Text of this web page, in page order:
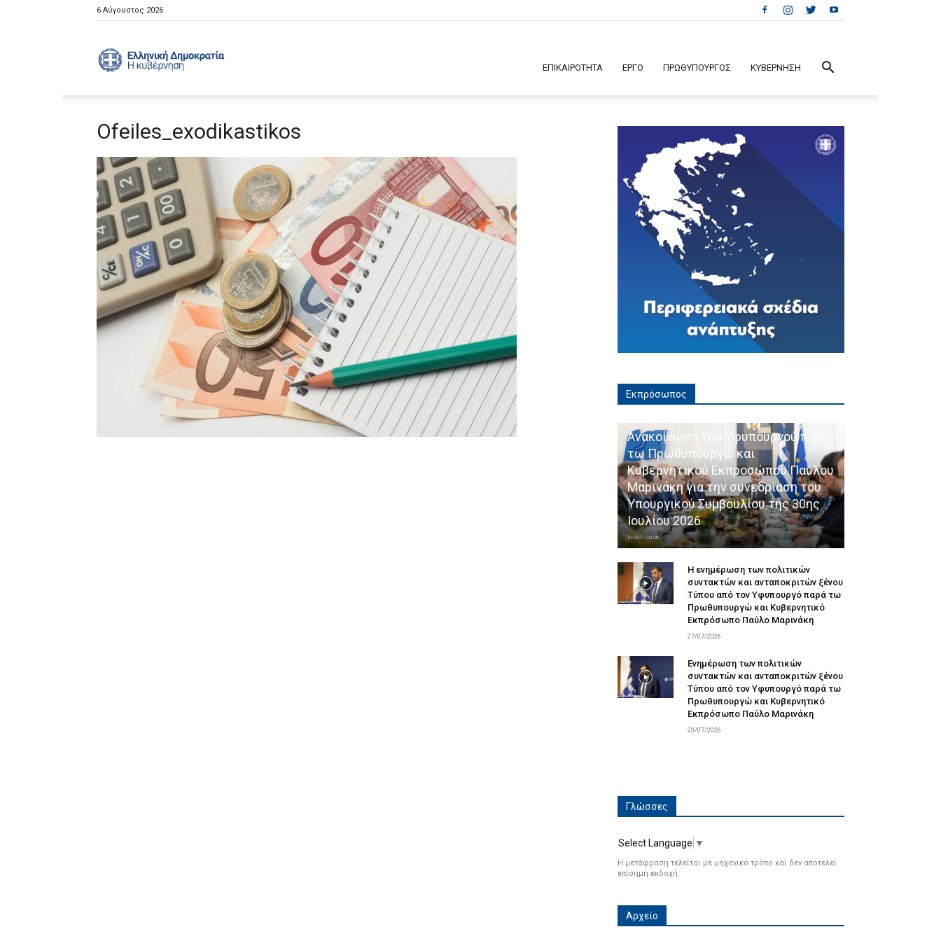
6 Αύγουστος 2026
Κυβέρνηση
ΕΠΙΚΑΙΡΟΤΗΤΑ ΕΡΓΟ ΠΡΩΘΥΠΟΥΡΓΟΣ ΚΥΒΕΡΝΗΣΗ
Ofeiles_exodikastikos
Εκπρόσωπος
Ανακοίνωση του Υφυπουργού παρά
τω Πρωθυπουργώ και
Κυβερνητικού Εκπροσώπου Παύλου
Μαρινάκη για την συνεδρίαση του
Υπουργικού Συμβουλίου της 30ης
Ιουλίου 2026
30/07/2026
Η ενημέρωση των πολιτικών
συντακτών και ανταποκριτών ξένου
Τύπου από τον Υφυπουργό παρά τω
Πρωθυπουργώ και Κυβερνητικό
Εκπρόσωπο Παύλο Μαρινάκη
27/07/2026
Ενημέρωση των πολιτικών
συντακτών και ανταποκριτών ξένου
Τύπου από τον Υφυπουργό παρά τω
Πρωθυπουργώ και Κυβερνητικό
Εκπρόσωπο Παύλο Μαρινάκη
23/07/2026
Γλώσσες
Select Language ▼
Η μετάφραση τελείται με μηχανικό τρόπο και δεν αποτελεί
επίσημη εκδοχή.
Αρχείο